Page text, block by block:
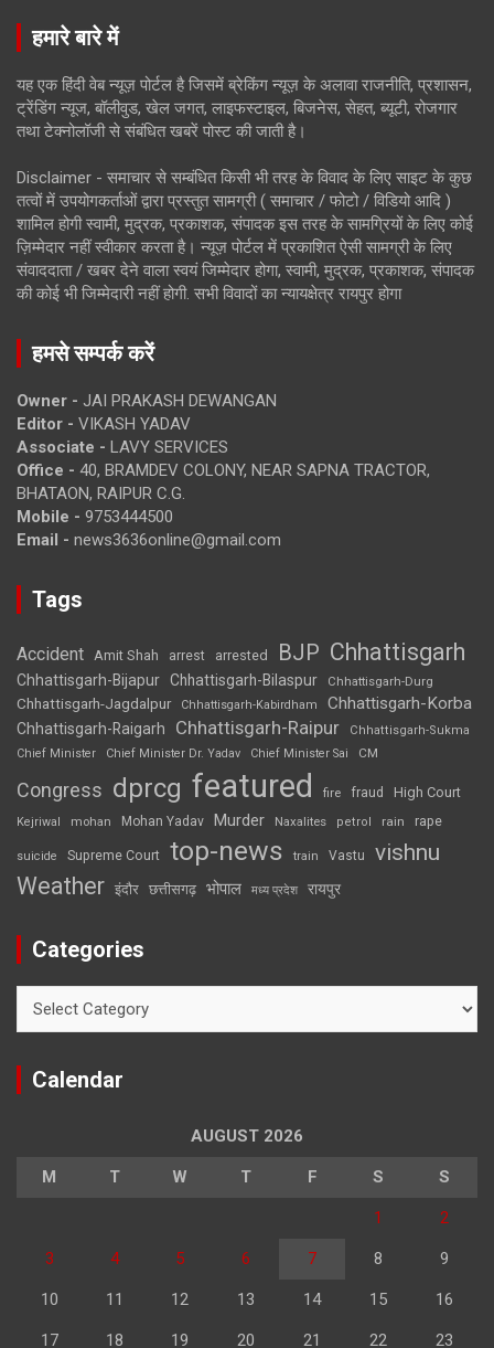
हमारे बारे में
यह एक हिंदी वेब न्यूज़ पोर्टल है जिसमें ब्रेकिंग न्यूज़ के अलावा राजनीति, प्रशासन,
ट्रेंडिंग न्यूज, बॉलीवुड, खेल जगत, लाइफस्टाइल, बिजनेस, सेहत, ब्यूटी, रोजगार
तथा टेक्नोलॉजी से संबंधित खबरें पोस्ट की जाती है।
Disclaimer - समाचार से सम्बंधित किसी भी तरह के विवाद के लिए साइट के कुछ
तत्वों में उपयोगकर्ताओं द्वारा प्रस्तुत सामग्री ( समाचार / फोटो / विडियो आदि )
शामिल होगी स्वामी, मुद्रक, प्रकाशक, संपादक इस तरह के सामग्रियों के लिए कोई
ज़िम्मेदार नहीं स्वीकार करता है। न्यूज़ पोर्टल में प्रकाशित ऐसी सामग्री के लिए
संवाददाता / खबर देने वाला स्वयं जिम्मेदार होगा, स्वामी, मुद्रक, प्रकाशक, संपादक
की कोई भी जिम्मेदारी नहीं होगी. सभी विवादों का न्यायक्षेत्र रायपुर होगा
हमसे सम्पर्क करें
Owner - JAI PRAKASH DEWANGAN
Editor - VIKASH YADAV
Associate - LAVY SERVICES
Office - 40, BRAMDEV COLONY, NEAR SAPNA TRACTOR,
BHATAON, RAIPUR C.G.
Mobile - 9753444500
Email - news3636online@gmail.com
Tags
Accident Amit Shah arrest arrested BJP Chhattisgarh
Chhattisgarh-Bijapur Chhattisgarh-Bilaspur Chhattisgarh-Durg
Chhattisgarh-Jagdalpur Chhattisgarh-Kabirdham Chhattisgarh-Korba
Chhattisgarh-Raigarh Chhattisgarh-Raipur
Chhattisgarh-Sukma
Chief Minister
Chief Minister Dr. Yadav Chief Minister Sai CM
Congress dprcg featured fire fraud High Court
Kejriwal mohan Mohan Yadav Murder Naxalites petrol rain rape
suicide Supreme Court top-news train Vastu vishnu
Weather इंदौर छत्तीसगढ़ भोपाल मध्य प्रदेश रायपुर
Categories
Calendar
AUGUST 2026
M T W T F S S
1 2
3 4 5 6 7 8 9
10 11 12 13 14 15 16
17 18 19 20 21 22 23